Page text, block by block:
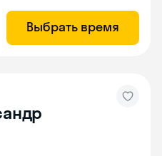
Выбрать время